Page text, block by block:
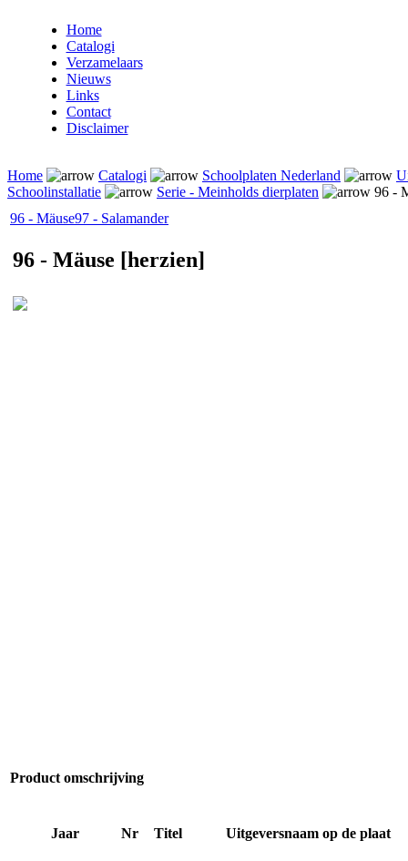
Home
Catalogi
Verzamelaars
Nieuws
Links
Contact
Disclaimer
Home Catalogi Schoolplaten Nederland
Schoolinstallatie
Serie - Meinholds dierplaten
96 -
96 - Mäuse97 - Salamander
96 - Mäuse [herzien]
Product omschrijving
Jaar Nr Titel Uitgeversnaam op de plaat